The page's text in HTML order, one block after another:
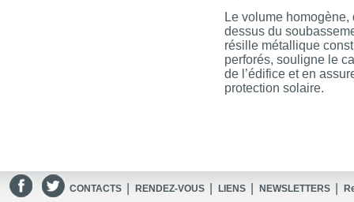
Le volume
dessus du
résille métallique
perforés, souligne le
de l’édifice et en
protection solaire.
CONTACTS RENDEZ-VOUS LIENS NEWSLETTERS